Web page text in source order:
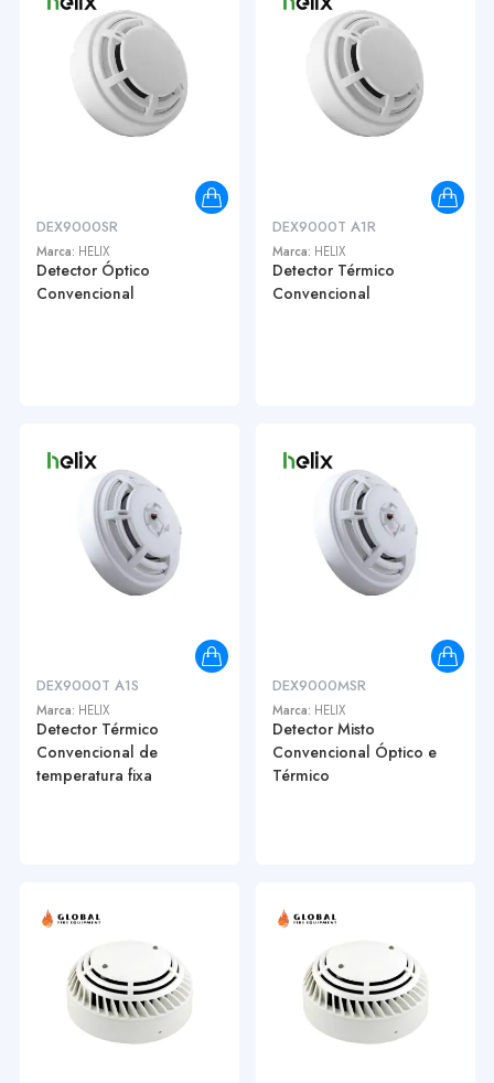
DEX9000SR
Marca: HELIX
Detector Óptico
Convencional
DEX9000T A1R
Marca: HELIX
Detector Térmico
Convencional
DEX9000T A1S
Marca: HELIX
Detector Térmico
Convencional de
temperatura fixa
DEX9000MSR
Marca: HELIX
Detector Misto
Convencional Óptico e
Térmico